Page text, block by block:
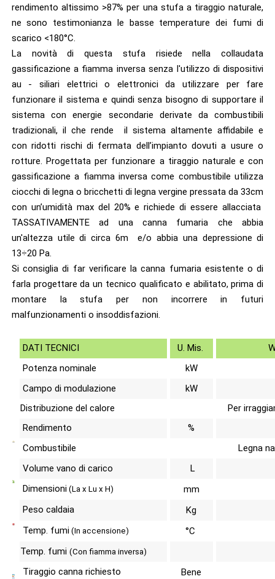
rendimento altissimo >87% per una stufa a tiraggio naturale,
ne sono testimonianza le basse temperature dei fumi di
scarico <180°C.
La novità di questa stufa risiede nella collaudata
gassificazione a fiamma inversa senza l'utilizzo di dispositivi
au - siliari elettrici o elettronici da utilizzare per fare
funzionare il sistema e quindi senza bisogno di supportare il
sistema con energie secondarie derivate da combustibili
tradizionali, il che rende il sistema altamente affidabile e
con ridotti rischi di fermata dell’impianto dovuti a usure o
rotture. Progettata per funzionare a tiraggio naturale e con
gassificazione a fiamma inversa come combustibile utilizza
ciocchi di legna o bricchetti di legna vergine pressata da 33cm
con un’umidità max del 20% e richiede di essere allacciata
TASSATIVAMENTE ad una canna fumaria che abbia
un'altezza utile di circa 6m e/o abbia una depressione di
13÷20 Pa.
Si consiglia di far verificare la canna fumaria esistente o di
farla progettare da un tecnico qualificato e abilitato, prima di
montare la stufa per non incorrere in futuri
malfunzionamenti o insoddisfazioni.
DATI TECNICI U. Mis.
Potenza nominale
kW
Campo di modulazione
kW
Distribuzione del calore
Per
Rendimento
%
Combustibile
Legna
Volume vano di carico
L
Dimensioni(La x Lu x H)
mm
Peso caldaia
Kg
Temp. fumi(In accensione)
°C
Temp. fumi (Con fiamma inversa)
Tiraggio canna richiesto
Bene